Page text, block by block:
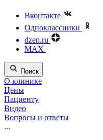
Вконтакте
Одноклассники
dzen.ru
MAX
Поиск
О клинике
Цены
Пациенту
Видео
Вопросы и ответы
...